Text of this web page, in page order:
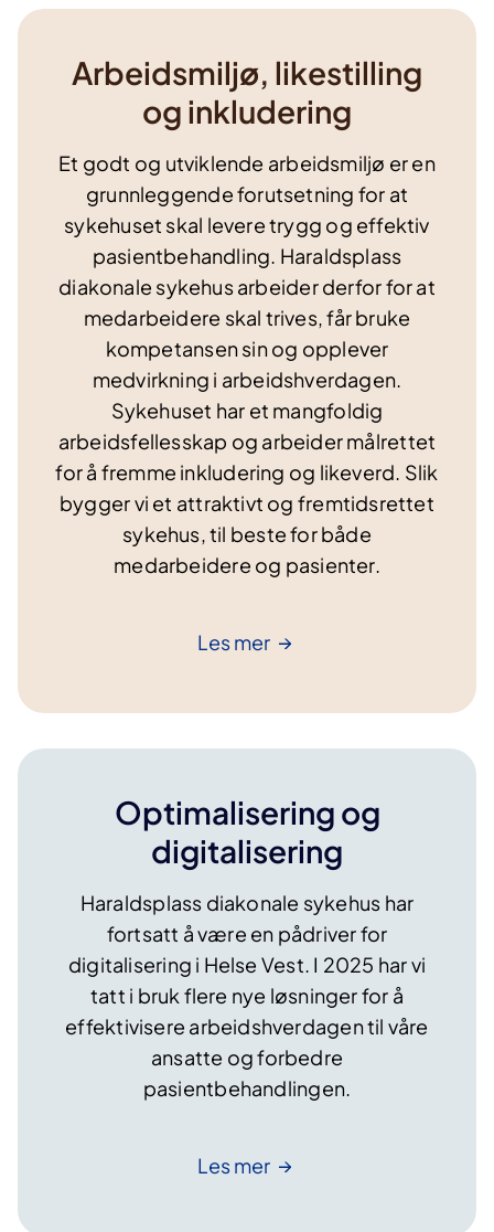
Arbeidsmiljø, likestilling
og inkludering
Et godt og utviklende arbeidsmiljø er en
grunnleggende forutsetning for at
sykehuset skal levere trygg og effektiv
pasientbehandling. Haraldsplass
diakonale sykehus arbeider derfor for at
medarbeidere skal trives, får bruke
kompetansen sin og opplever
medvirkning i arbeidshverdagen.
Sykehuset har et mangfoldig
arbeidsfellesskap og arbeider målrettet
for å fremme inkludering og likeverd. Slik
bygger vi et attraktivt og fremtidsrettet
sykehus, til beste for både
medarbeidere og pasienter.
Lesmer
Optimalisering og
digitalisering
Haraldsplass diakonale sykehus har
fortsatt å være en pådriver for
digitalisering i Helse Vest. I 2025 har vi
tatt i bruk flere nye løsninger for å
effektivisere arbeidshverdagen til våre
ansatte og forbedre
pasientbehandlingen.
Lesmer